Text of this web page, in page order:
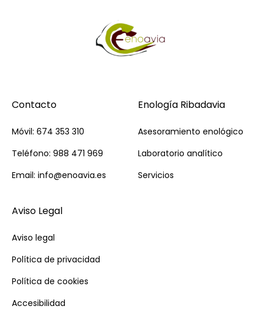
Contacto
Móvil: 674 353 310
Teléfono: 988 471 969
Email: info@enoavia.es
Enología Ribadavia
Asesoramiento enológico
Laboratorio analítico
Servicios
Aviso Legal
Aviso legal
Política de privacidad
Política de cookies
Accesibilidad